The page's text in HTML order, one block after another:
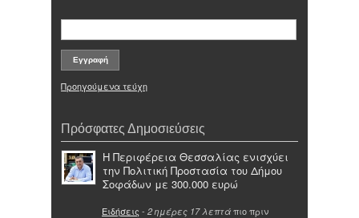
Προηγούμενα τεύχη
Πρόσφατες Δημοσιεύσεις
Η Περιφέρεια Θεσσαλίας ενισχύει
την Πολιτική Προστασία του Δήμου
Σοφάδων με 300.000 ευρώ
Ειδήσεις - 2 ημέρες 17 λεπτά πιο πριν